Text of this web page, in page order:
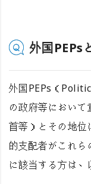
外国PEPs
外国PEPs（
の政府等におい
首等）とその地
的支配者がこれ
に該当する方は、